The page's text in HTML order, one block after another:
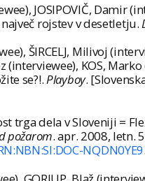
JOSIPOVIČ, Damir
rojstev v desetletju.
ŠIRCELJ, Milivoj
(interviewee), KOS,
se?!.Playboy.
trga dela v Sloveniji =
požarom. apr. 2008, letn.
NQDN0YE9